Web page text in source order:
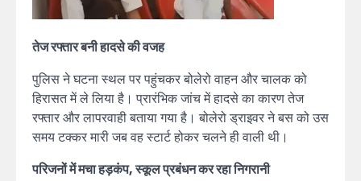
तेज रफ्तार बनी हादसे की वजह
पुलिस ने घटना स्थल पर पहुंचकर बोलेरो वाहन और चालक को
हिरासत में ले लिया है। प्रारंभिक जांच में हादसे का कारण तेज
रफ्तार और लापरवाही बताया गया है। बोलेरो ड्राइवर ने बस को उस
समय टक्कर मारी जब वह स्टार्ट होकर चलने ही वाली थी।
परिजनों में मचा हड़कंप, स्कूल प्रबंधन कर रहा निगरानी